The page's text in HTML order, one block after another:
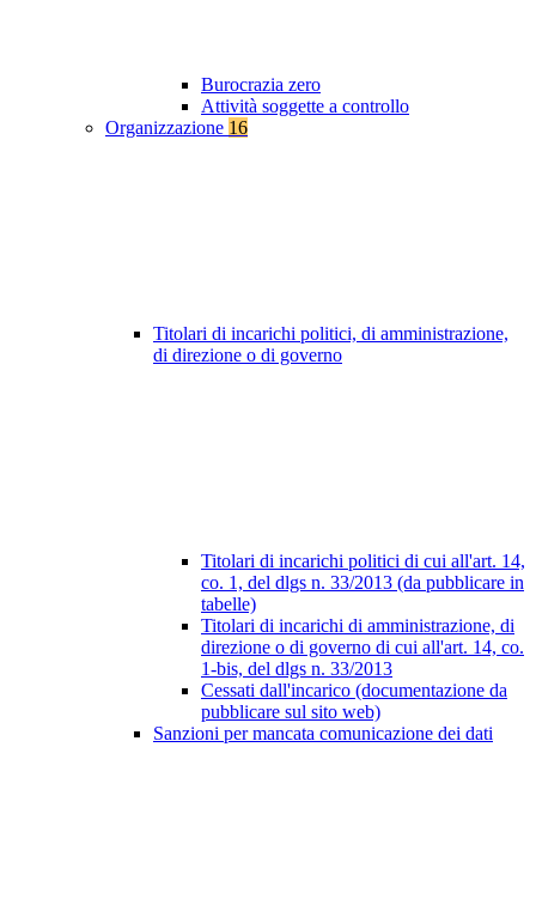
Burocrazia zero
Attività soggette a controllo
Organizzazione 16
Titolari di incarichi politici, di amministrazione,
di direzione o di governo
Titolari di incarichi politici di cui all'art. 14,
co. 1, del dlgs n. 33/2013 (da pubblicare in
tabelle)
Titolari di incarichi di amministrazione, di
direzione o di governo di cui all'art. 14, co.
1-bis, del dlgs n. 33/2013
Cessati dall'incarico (documentazione da
pubblicare sul sito web)
Sanzioni per mancata comunicazione dei dati